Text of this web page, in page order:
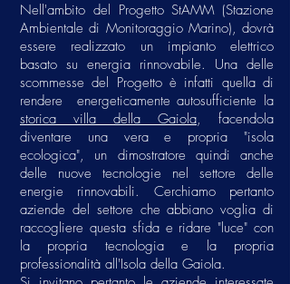
Nell'ambito del Progetto StAMM (Stazione
Ambientale di Monitoraggio Marino), dovrà
essere realizzato un impianto elettrico
basato su energia rinnovabile. Una delle
scommesse del Progetto è infatti quella di
rendere energeticamente autosufficiente la
storica villa della Gaiola, facendola
diventare una vera e propria "isola
ecologica", un dimostratore quindi anche
delle nuove tecnologie nel settore delle
energie rinnovabili. Cerchiamo pertanto
aziende del settore che abbiano voglia di
raccogliere questa sfida e ridare "luce" con
la propria tecnologia e la propria
professionalità all'Isola della Gaiola.